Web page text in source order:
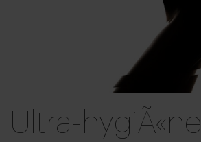
Ultra-hygiÃ«ne